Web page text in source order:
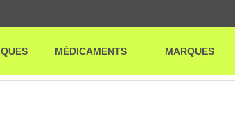
MÉDICAMENTS MARQUES